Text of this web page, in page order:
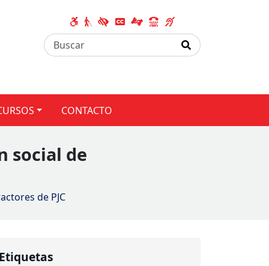
CONTACTO
social de
de PJC
Etiquetas